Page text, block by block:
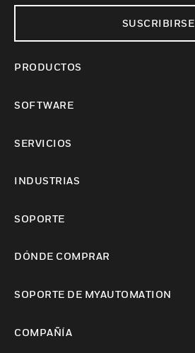
SUSCRIBIRSE
PRODUCTOS
SOFTWARE
SERVICIOS
INDUSTRIAS
SOPORTE
DÓNDE COMPRAR
SOPORTE DE MYAUTOMATION
COMPAÑÍA